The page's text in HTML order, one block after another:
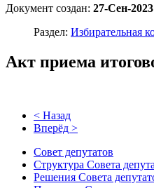
Документ создан: 27-Сен-2023
Раздел: Избирательная
Акт приема
< Назад
Вперёд >
Совет депутатов
Структура Совета
Решения Совета